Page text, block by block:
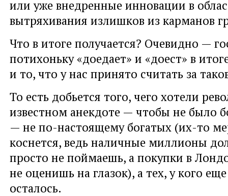
или уже внедренные инновации в
вытряхивания излишков из карманов
Что в итоге получается? Очевидно —
потихоньку «доедает» и «доест» в
и то, что у нас принято считать за
То есть добьется того, чего хотели
известном анекдоте — чтобы не было
— не по-настоящему богатых (их-то
коснется, ведь наличные миллионы
просто не поймаешь, а покупки в
не оценишь на глазок), а тех, у кого
осталось.